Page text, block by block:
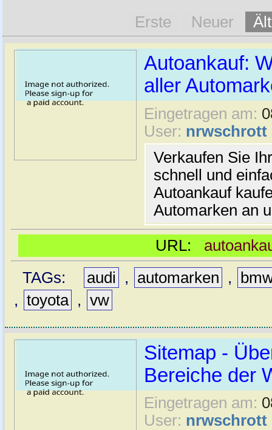
Erste Neuer
Autoankauf:
aller
Eingetragen am:
User: nrwschrott
Verkaufen Sie
schnell und
Autoankauf
Automarken an
URL:
TAGs:
audi , automarken ,
, toyota , vw
Sitemap -
Bereiche der
Eingetragen am:
User: nrwschrott